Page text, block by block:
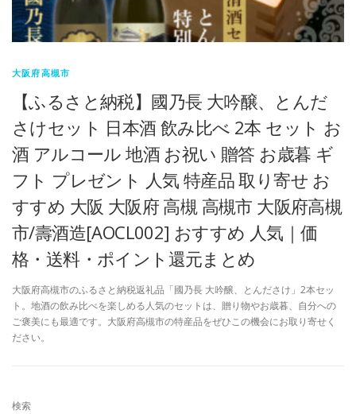
大阪府高槻市
【ふるさと納税】國乃長 大吟醸、とんだ
さけセット 日本酒 飲み比べ 2本 セット お
酒 アルコール 地酒 お祝い 贈答 お歳暮 ギ
フト プレゼント 人気 特産品 取り寄せ お
すすめ 大阪 大阪府 高槻 高槻市 大阪府高槻
市/壽酒造[AOCL002] おすすめ 人気｜価
格・送料・ポイント還元まとめ
大阪府高槻市のふるさと納税返礼品「國乃長 大吟醸、とんださけ」2本セッ
ト。地酒の飲み比べを楽しめる人気のセットは、贈り物やお歳暮、自分への
ご褒美にも最適です。大阪府高槻市の特産品をぜひこの機会にお取り寄せく
ださい。
検索